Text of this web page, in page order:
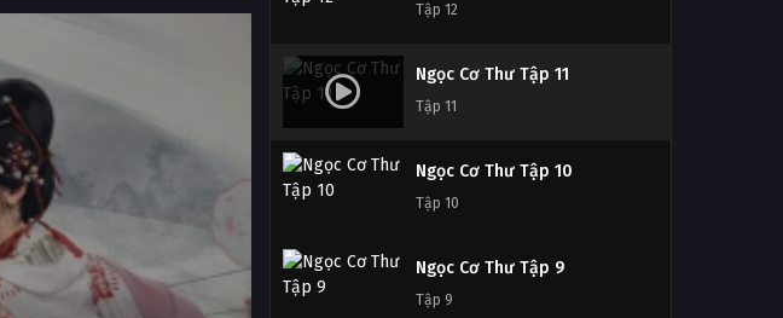
Tập 12
Ngọc Cơ Thư Tập 11
Tập 11
Ngọc Cơ Thư Tập 10
Tập 10
Ngọc Cơ Thư Tập 9
Tập 9